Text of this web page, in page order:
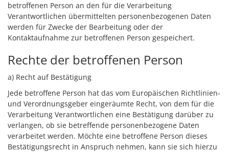
betroffenen Person an den für die Verarbeitung
Verantwortlichen übermittelten personenbezogenen Daten
werden für Zwecke der Bearbeitung oder der
Kontaktaufnahme zur betroffenen Person gespeichert.
Rechte der betroffenen Person
a) Recht auf Bestätigung
Jede betroffene Person hat das vom Europäischen Richtlinien-
und Verordnungsgeber eingeräumte Recht, von dem für die
Verarbeitung Verantwortlichen eine Bestätigung darüber zu
verlangen, ob sie betreffende personenbezogene Daten
verarbeitet werden. Möchte eine betroffene Person dieses
Bestätigungsrecht in Anspruch nehmen, kann sie sich hierzu